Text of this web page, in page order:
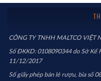
CÔNG TY TNHH MALTCO VIỆT
Số ĐKKD: 0108090344 do Sở Kế
11/12/2017
Số giấy phép bán lẻ rượu, bia số